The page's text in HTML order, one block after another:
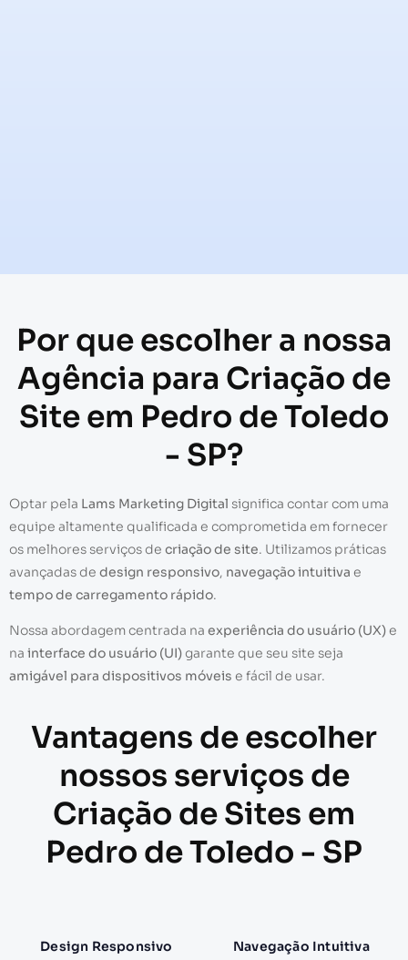
Por que escolher a nossa
Agência para Criação de
Site em Pedro de Toledo
- SP?
Optar pela Lams Marketing Digital significa contar com uma
equipe altamente qualificada e comprometida em fornecer
os melhores serviços de criação de site. Utilizamos práticas
avançadas de design responsivo, navegação intuitiva e
tempo de carregamento rápido.
Nossa abordagem centrada na experiência do usuário (UX)e
na interface do usuário (UI)garante que seu site seja
amigável para dispositivos móveis e fácil de usar.
Vantagens de escolher
nossos serviços de
Criação de Sites em
Pedro de Toledo - SP
Design Responsivo Navegação Intuitiva